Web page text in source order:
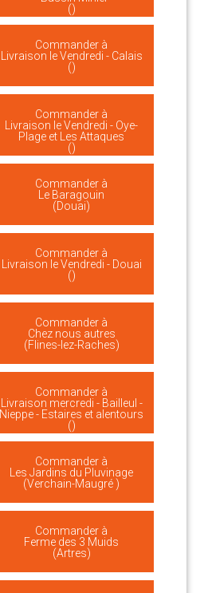
()
Commander à
Livraison le Vendredi - Calais
()
Commander à
Livraison le Vendredi - Oye-
Plage et Les Attaques
()
Commander à
Le Baragouin
(Douai)
Commander à
Livraison le Vendredi - Douai
()
Commander à
Chez nous autres
(Flines-lez-Raches)
Commander à
Livraison mercredi - Bailleul -
Nieppe - Estaires et alentours
()
Commander à
Les Jardins du Pluvinage
(Verchain-Maugré )
Commander à
Ferme des 3 Muids
(Artres)